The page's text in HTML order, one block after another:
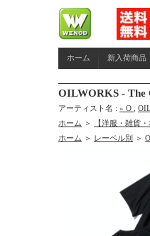
ホーム 新入荷商品
OILWORKS - The
アーティスト名 : » O
ホーム ＞ 【洋服・雑貨・
ホーム ＞ レーベル別 ＞ O